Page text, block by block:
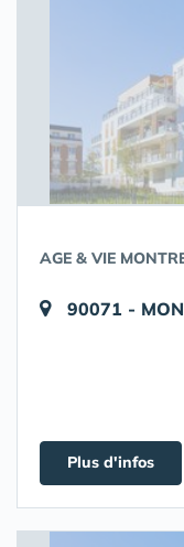
AGE & VIE
90071 -
Plus d'infos